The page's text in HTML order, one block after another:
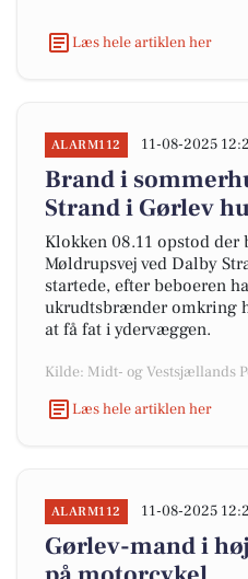
Læs hele artiklen her
ALARM112 11-08-2025
Brand i
Strand i Gørlev
Klokken 08.11 opstod
Møldrupsvej ved Dalby
startede, efter beboeren
ukrudtsbrænder omkring
at få fat i ydervæggen.
Kilde: Midt- og Vestsjællands
Læs hele artiklen her
ALARM112 11-08-2025
Gørlev-mand i